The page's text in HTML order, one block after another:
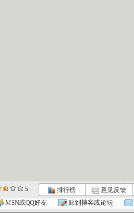
5 排行榜 意见反馈
MSN或QQ好友 贴到博客或论坛